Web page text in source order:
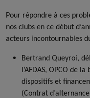
Pour répondre à ces
nos clubs en ce début
acteurs incontournables
Bertrand Queyroi,
l’AFDAS, OPCO de
dispositifs et
(Contrat